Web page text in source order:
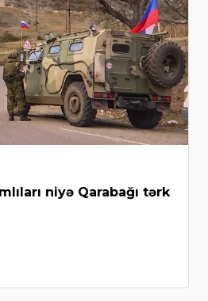
niyə Qarabağı tərk